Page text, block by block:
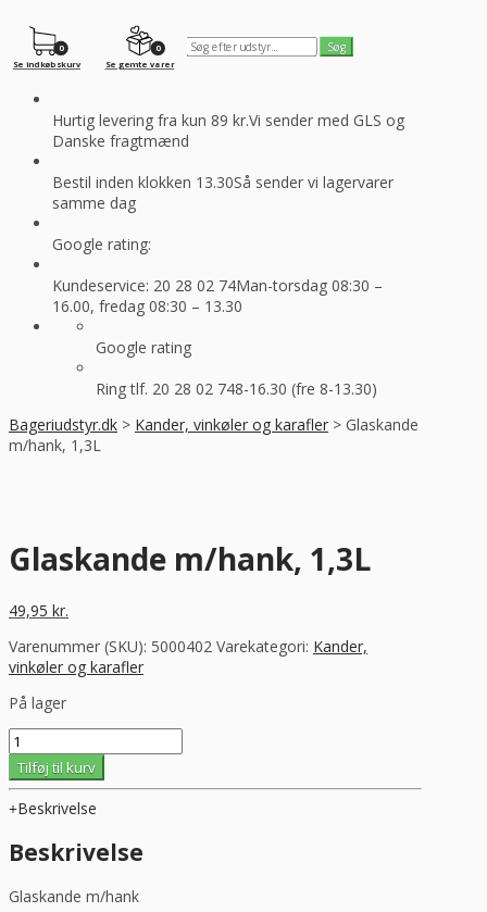
0
Se gemte varer
0
Se indkøbskurv
Hurtig levering fra kun 89 kr.Vi sender med GLS og
Danske fragtmænd
Bestil inden klokken 13.30Så sender vi lagervarer
samme dag
Google rating:
Kundeservice: 20 28 02 74Man-torsdag 08:30 –
16.00, fredag 08:30 – 13.30
Google rating
Ring tlf. 20 28 02 748-16.30 (fre 8-13.30)
Bageriudstyr.dk > Kander, vinkøler og karafler > Glaskande
m/hank, 1,3L
Glaskande m/hank, 1,3L
49,95 kr.
Varenummer (SKU): 5000402 Varekategori: Kander,
vinkøler og karafler
På lager
Glaskande
m/hank,
1,3L
antal
Tilføj til kurv
Beskrivelse
Beskrivelse
Glaskande m/hank